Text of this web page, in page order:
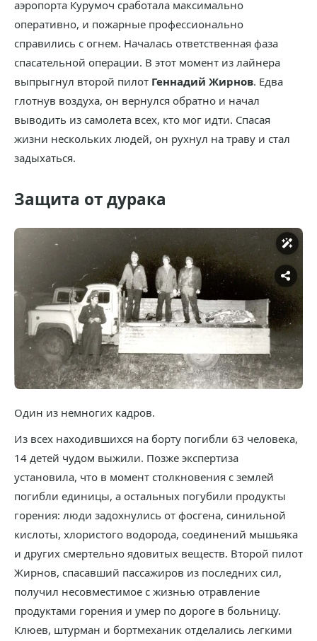
аэропорта Курумоч сработала максимально
оперативно, и пожарные профессионально
справились с огнем. Началась ответственная фаза
спасательной операции. В этот момент из лайнера
выпрыгнул второй пилот Геннадий Жирнов. Едва
глотнув воздуха, он вернулся обратно и начал
выводить из самолета всех, кто мог идти. Спасая
жизни нескольких людей, он рухнул на траву и стал
задыхаться.
Защита от дурака
Один из немногих кадров.
Из всех находившихся на борту погибли 63 человека,
14 детей чудом выжили. Позже экспертиза
установила, что в момент столкновения с землей
погибли единицы, а остальных погубили продукты
горения: люди задохнулись от фосгена, синильной
кислоты, хлористого водорода, соединений мышьяка
и других смертельно ядовитых веществ. Второй пилот
Жирнов, спасавший пассажиров из последних сил,
получил несовместимое с жизнью отравление
продуктами горения и умер по дороге в больницу.
Клюев, штурман и бортмеханик отделались легкими